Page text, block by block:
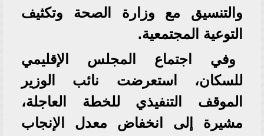
والتنسيق مع وزارة الصحة وتكثيف
التوعية المجتمعية.
وفي اجتماع المجلس الإقليمي
للسكان، استعرضت نائب الوزير
الموقف التنفيذي للخطة العاجلة،
مشيرة إلى انخفاض معدل الإنجاب